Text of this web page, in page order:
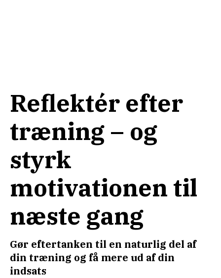
Reflektér efter
træning – og
styrk
motivationen til
næste gang
Gør eftertanken til en naturlig del af
din træning og få mere ud af din
indsats